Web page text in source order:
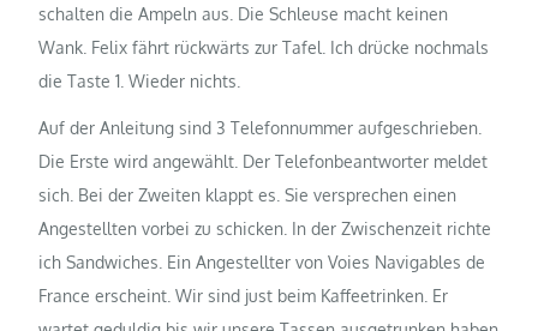
schalten die Ampeln aus. Die Schleuse macht keinen
Wank. Felix fährt rückwärts zur Tafel. Ich drücke nochmals
die Taste 1. Wieder nichts.
Auf der Anleitung sind 3 Telefonnummer aufgeschrieben.
Die Erste wird angewählt. Der Telefonbeantworter meldet
sich. Bei der Zweiten klappt es. Sie versprechen einen
Angestellten vorbei zu schicken. In der Zwischenzeit richte
ich Sandwiches. Ein Angestellter von Voies Navigables de
France erscheint. Wir sind just beim Kaffeetrinken. Er